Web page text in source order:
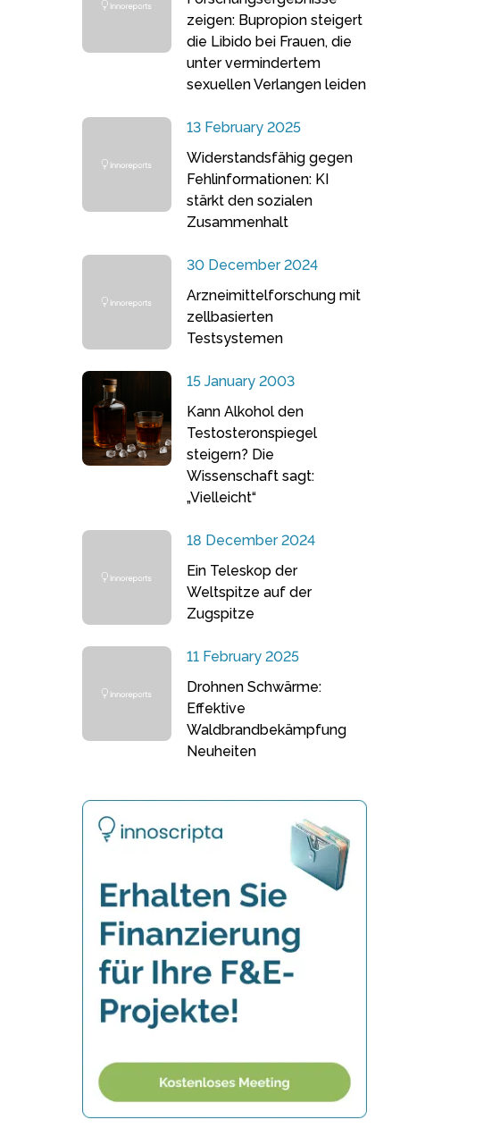
zeigen: Bupropion steigert
die Libido bei Frauen, die
unter vermindertem
sexuellen Verlangen leiden
13 February 2025
Widerstandsfähig gegen
Fehlinformationen: KI
stärkt den sozialen
Zusammenhalt
30 December 2024
Arzneimittelforschung mit
zellbasierten
Testsystemen
15 January 2003
Kann Alkohol den
Testosteronspiegel
steigern? Die
Wissenschaft sagt:
„Vielleicht“
18 December 2024
Ein Teleskop der
Weltspitze auf der
Zugspitze
11 February 2025
Drohnen Schwärme:
Effektive
Waldbrandbekämpfung
Neuheiten